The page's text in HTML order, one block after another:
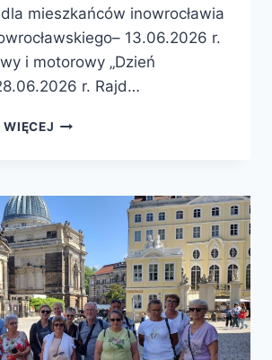
mieszkańców inowrocławia
13.06.2026 r.
i motorowy „Dzień
r. Rajd…
WIĘCEJ